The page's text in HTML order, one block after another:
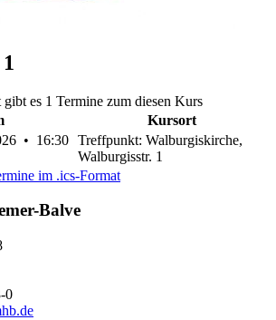
1
gibt es 1 Termine zum diesen Kurs
Kursort
• 16:30 Treffpunkt: Walburgiskirche,
Walburgisstr. 1
im .ics-Format
Balve
0